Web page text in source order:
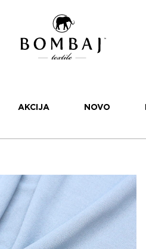
AKCIJA NOVO